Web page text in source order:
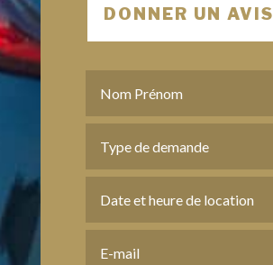
DONNER UN AVIS